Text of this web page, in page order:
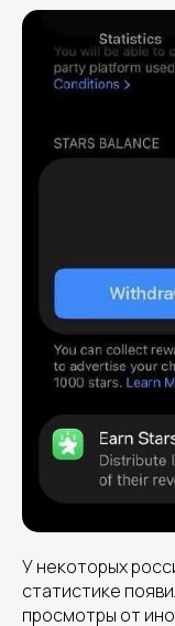
У некоторых
статистике
просмотры от